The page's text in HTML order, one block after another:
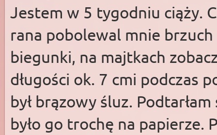
Jestem w 5 tygodniu ciąży.
rana pobolewal mnie
biegunki, na majtkach
długości ok. 7 cmi podczas
był brązowy śluz.
było go trochę na papierze.